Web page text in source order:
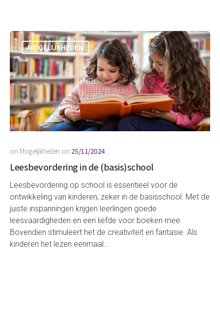
MOGELIJKHEDEN
on Mogelijkheden on 25/11/2024
Leesbevordering in de (basis)school
Leesbevordering op school is essentieel voor de
ontwikkeling van kinderen, zeker in de basisschool. Met de
juiste inspanningen krijgen leerlingen goede
leesvaardigheden en een liefde voor boeken mee.
Bovendien stimuleert het de creativiteit en fantasie. Als
kinderen het lezen eenmaal...